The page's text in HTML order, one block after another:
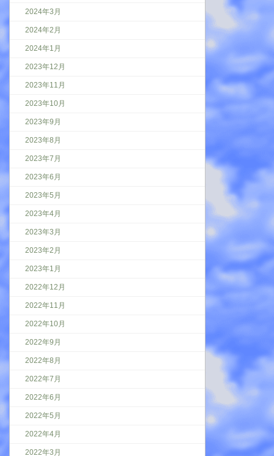
2024年3月
2024年2月
2024年1月
2023年12月
2023年11月
2023年10月
2023年9月
2023年8月
2023年7月
2023年6月
2023年5月
2023年4月
2023年3月
2023年2月
2023年1月
2022年12月
2022年11月
2022年10月
2022年9月
2022年8月
2022年7月
2022年6月
2022年5月
2022年4月
2022年3月